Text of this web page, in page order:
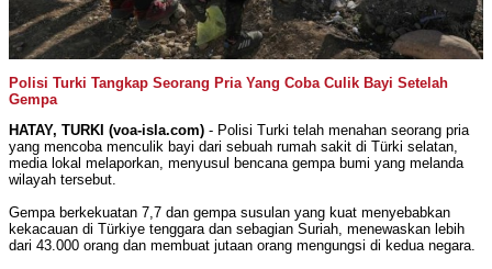
Polisi Turki Tangkap Seorang Pria Yang Coba Culik Bayi Setelah
Gempa
HATAY, TURKI (voa-isla.com) - Polisi Turki telah menahan seorang pria
yang mencoba menculik bayi dari sebuah rumah sakit di Türki selatan,
media lokal melaporkan, menyusul bencana gempa bumi yang melanda
wilayah tersebut.
Gempa berkekuatan 7,7 dan gempa susulan yang kuat menyebabkan
kekacauan di Türkiye tenggara dan sebagian Suriah, menewaskan lebih
dari 43.000 orang dan membuat jutaan orang mengungsi di kedua negara.